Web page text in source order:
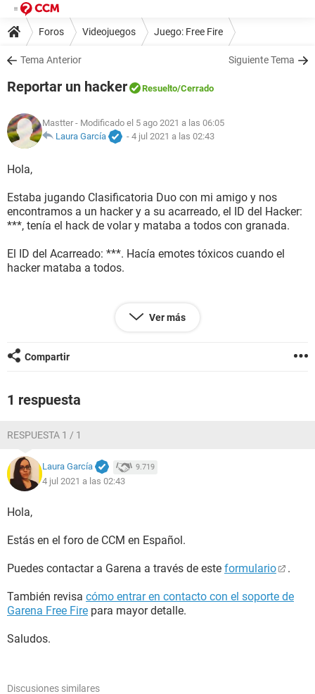
Foros Videojuegos Juego: Free Fire
Tema Anterior Siguiente Tema
Reportar un hacker Resuelto/Cerrado
Mastter - Modificado el 5 ago 2021 a las 06:05
Laura García
- 4 jul 2021 a las 02:43
Hola,
Estaba jugando Clasificatoria Duo con mi amigo y nos
encontramos a un hacker y a su acarreado, el ID del Hacker:
***, tenía el hack de volar y mataba a todos con granada.
El ID del Acarreado: ***. Hacía emotes tóxicos cuando el
hacker mataba a todos.
Ver más
Compartir
1 respuesta
RESPUESTA 1 / 1
Laura García 9.719
4 jul 2021 a las 02:43
Hola,
Estás en el foro de CCM en Español.
Puedes contactar a Garena a través de este formulario .
También revisa cómo entrar en contacto con el soporte de
Garena Free Fire para mayor detalle.
Saludos.
Discusiones similares